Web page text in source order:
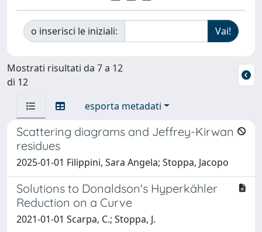
o inserisci le iniziali:
Mostrati risultati da 7 a 12
di 12
esporta metadati
Scattering diagrams and Jeffrey-Kirwan
residues
2025-01-01 Filippini, Sara Angela; Stoppa, Jacopo
Solutions to Donaldson's Hyperkähler
Reduction on a Curve
2021-01-01 Scarpa, C.; Stoppa, J.